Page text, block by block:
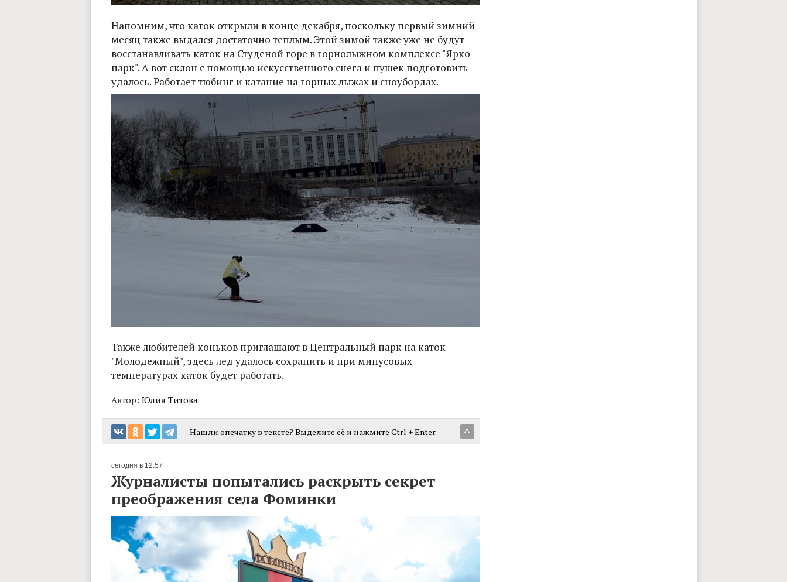
Напомним, что каток открыли в конце декабря, поскольку первый зимний
месяц также выдался достаточно теплым. Этой зимой также уже не будут
восстанавливать каток на Студеной горе в горнолыжном комплексе "Ярко
парк". А вот склон с помощью искусственного снега и пушек подготовить
удалось. Работает тюбинг и катание на горных лыжах и сноубордах.
Также любителей коньков приглашают в Центральный парк на каток
"Молодежный", здесь лед удалось сохранить и при минусовых
температурах каток будет работать.
Автор: Юлия Титова
^
Нашли опечатку в тексте? Выделите её и нажмите Ctrl + Enter.
сегодня в 12:57
Журналисты попытались раскрыть секрет
преображения села Фоминки